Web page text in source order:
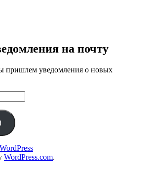
на почту
пришлем уведомления о новых
WordPress.com.